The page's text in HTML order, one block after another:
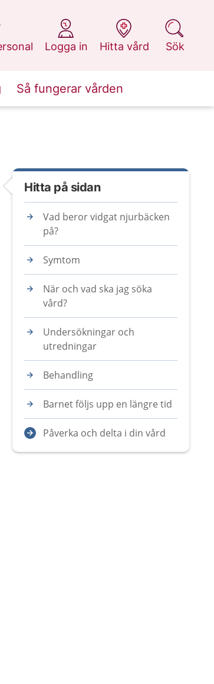
Logga in
på 1177.se
Hitta vård
på 1177.se
Sök
på 1177.se
Så fungerar vården
Hitta på sidan
Vad beror vidgat njurbäcken
på?
Symtom
När och vad ska jag söka
vård?
Undersökningar och
utredningar
Behandling
Barnet följs upp en längre tid
Påverka och delta i din vård